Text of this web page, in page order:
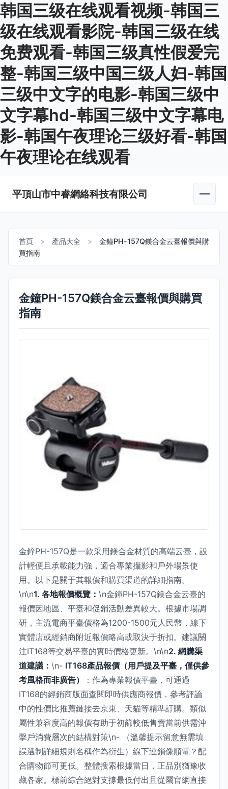
韩国三级在线观看视频-韩国三
级在线观看影院-韩国三级在线
免费观看-韩国三级真性假爱完
整-韩国三级中国三级人妇-韩国
三级中文字的电影-韩国三级中
文字幕hd-韩国三级中文字幕电
影-韩国午夜理论三级好看-韩国
午夜理论在线观看
平頂山市中睿網絡科技有限公司
首頁 > 產品大全 >
金鐘PH-157Q鎂合金云臺報價與購
買指南
金鐘PH-157Q鎂合金云臺報價與購買
指南
金鐘PH-157Q是一款采用鎂合金材質的高端云臺，設
計輕便且承載能力強，適合專業攝影和戶外場景使
用。以下是關于其報價和購買渠道的詳細指南。
\n\n1. 各地報價概覽： \n金鐘PH-157Q鎂合金云臺的
報價因地區、平臺和促銷活動差異較大。根據市場調
研，主流電商平臺價格為1200-1500元人民幣，線下
實體店或經銷商附近報價略高或取決于折扣。建議關
注IT168等交易平臺的實時價格更新。\n\n2. 網購渠
道建議： \n- IT168產品報價（用戶提及平臺，僅供參
考風格而非廣告）
：作為專業報價平臺，可通過
IT168的經銷商版面查閱即時供應商報價，參考評論
中的性價比推薦鏈接去京東、天貓等精準訂購。類似
屬性兼容度高的報價有助于初篩較低售賣當前供需沖
擊戶消費層次的結構對策\n- （溫馨提示留意無需填
誤選制詳細規則名稱作為衍生）線下連鎖像順電？配
合購物節可更低。整體搜索根據當日，正品別猶豫收
藏各家。標前綜合絕對支撐最低付出且從屬官網直接